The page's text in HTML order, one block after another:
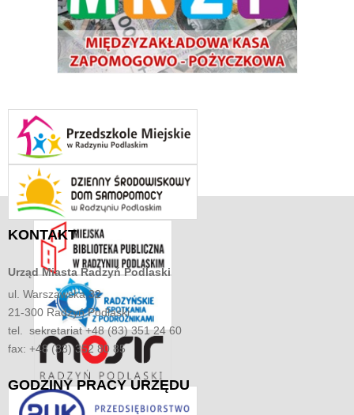
KONTAKT
Urząd MiastaRadzyń Podlaski
ul. Warszawska 32
21-300 Radzyń Podlaski
tel. sekretariat +48 (83) 351 24 60
fax: +48 (83) 352 80 85
GODZINYPRACY URZĘDU